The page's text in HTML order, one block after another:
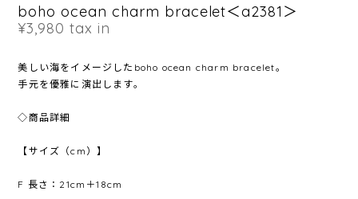
boho ocean charm bracelet＜a2381＞
¥3,980 tax in
美しい海をイメージしたboho ocean charm bracelet。
手元を優雅に演出します。
◇商品詳細
【サイズ（cm）】
F 長さ：21cm＋18cm